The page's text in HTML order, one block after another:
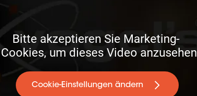
Bitte akzeptieren Sie Marketing-
Cookies, um dieses Video anzusehen
Cookie-Einstellungen ändern